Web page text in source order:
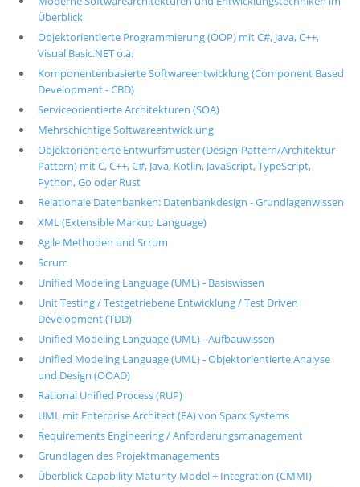
Überblick
Objektorientierte Programmierung (OOP) mit C#, Java, C++,
Visual Basic.NET o.ä.
Komponentenbasierte Softwareentwicklung (Component Based
Development - CBD)
Serviceorientierte Architekturen (SOA)
Mehrschichtige Softwareentwicklung
Objektorientierte Entwurfsmuster (Design-Pattern/Architektur-
Pattern) mit C, C++, C#, Java, Kotlin, JavaScript, TypeScript,
Python, Go oder Rust
Relationale Datenbanken: Datenbankdesign - Grundlagenwissen
XML (Extensible Markup Language)
Agile Methoden und Scrum
Scrum
Unified Modeling Language (UML) - Basiswissen
Unit Testing / Testgetriebene Entwicklung / Test Driven
Development (TDD)
Unified Modeling Language (UML) - Aufbauwissen
Unified Modeling Language (UML) - Objektorientierte Analyse
und Design (OOAD)
Rational Unified Process (RUP)
UML mit Enterprise Architect (EA) von Sparx Systems
Requirements Engineering / Anforderungsmanagement
Grundlagen des Projektmanagements
Überblick Capability Maturity Model + Integration (CMMI)